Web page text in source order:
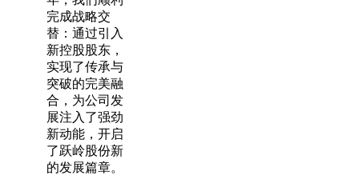
完成战略交
替：通过引入
新控股股东，
实现了传承与
突破的完美融
合，为公司发
展注入了强劲
新动能，开启
了跃岭股份新
的发展篇章。